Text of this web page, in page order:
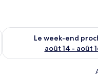
août 7 - août 9
Le week-end
août 14 - août
Vérifier la disponibilité